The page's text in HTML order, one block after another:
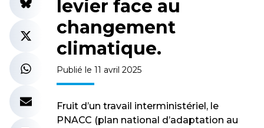
levier face au
changement
climatique.
Publié le 11 avril 2025
Fruit d’un travail interministériel, le
PNACC (plan national d’adaptation au